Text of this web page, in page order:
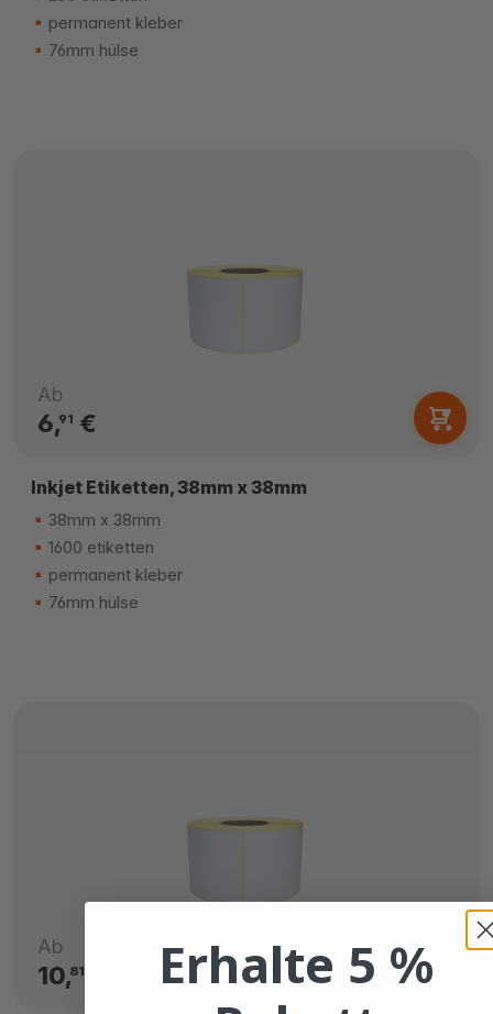
permanent kleber
76mm hülse
Ab
6,91 €
Inkjet Etiketten, 38mm x 38mm
38mm x 38mm
1600 etiketten
permanent kleber
76mm hülse
Ab
10,81
Erhalte 5 %